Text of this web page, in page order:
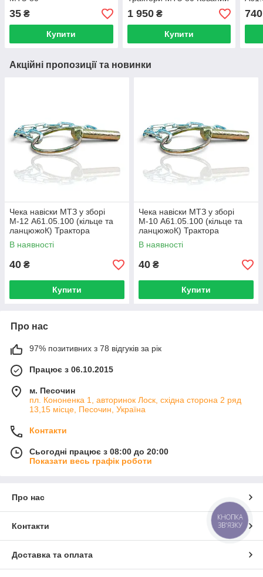
35 ₴
Купити
Завод
1 950₴
Купити
740
Акційні пропозиції та новинки
Чека навіски МТЗ у зборі
М-12 А61.05.100 (кільце та
ланцюжоК) Трактора
МТЗ-80/82
В наявності
40 ₴
Купити
Чека навіски МТЗ у зборі
М-10 А61.05.100 (кільце та
ланцюжоК) Трактора
МТЗ-80/82
В наявності
40 ₴
Купити
Про нас
97% позитивних з 78 відгуків за рік
Працює з 06.10.2015
м. Песочин
пл. Кононенка 1, авторинок Лоск, східна сторона 2 ряд
13,15 місце, Песочин, Україна
Контакти
Сьогодні працює з 08:00 до 20:00
Показати весь графік роботи
Про нас
Контакти
Доставка та оплата
КНОПКА
ЗВ'ЯЗКУ